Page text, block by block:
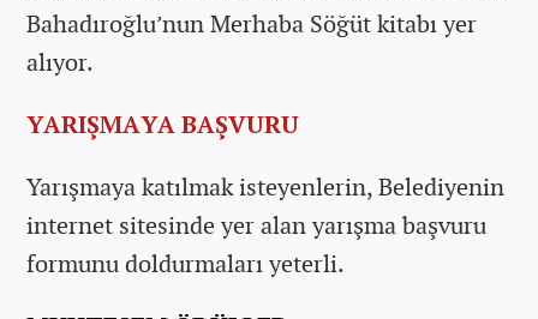
Bahadıroğlu’nun Merhaba Söğüt kitabı yer
alıyor.
YARIŞMAYA BAŞVURU
Yarışmaya katılmak isteyenlerin, Belediyenin
internet sitesinde yer alan yarışma başvuru
formunu doldurmaları yeterli.